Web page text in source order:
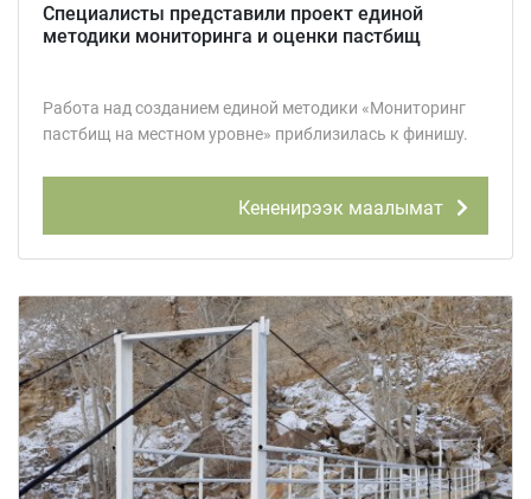
Специалисты представили проект единой
методики мониторинга и оценки пастбищ
Работа над созданием единой методики «Мониторинг
пастбищ на местном уровне» приблизилась к финишу.
Кененирээк маалымат